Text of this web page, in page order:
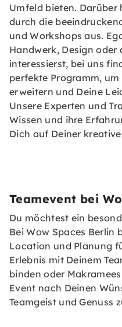
Umfeld bieten. Darüber
durch die
und Workshops aus.
Handwerk, Design oder
interessierst, bei uns
perfekte Programm,
erweitern und Deine
Unsere Experten und
Wissen und ihre
Dich auf Deiner
Teamevent bei
Du möchtest ein
Bei Wow Spaces Berlin
Location und Planung
Erlebnis mit Deinem
binden oder
Event nach Deinen
Teamgeist und Genuss